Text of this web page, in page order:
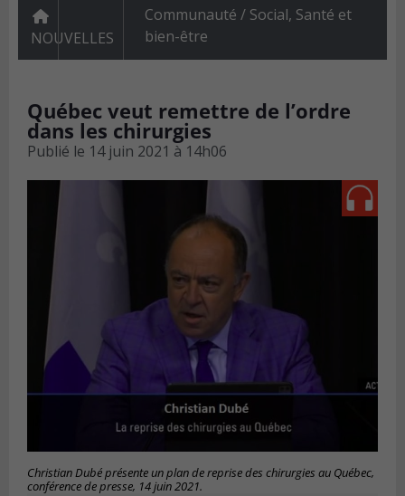
NOUVELLES
Communauté / Social, Santé et
bien-être
Québec veut remettre de l’ordre
dans les chirurgies
Publié le 14 juin 2021 à 14h06
Christian Dubé présente un plan de reprise des chirurgies au Québec,
conférence de presse, 14 juin 2021.